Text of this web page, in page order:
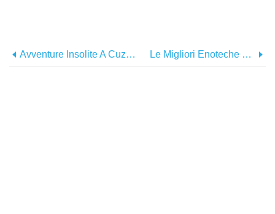
Avventure Insolite A Cuzco E Nella Valle Sacra Del Perù Le Migliori Enoteche Di Santiago